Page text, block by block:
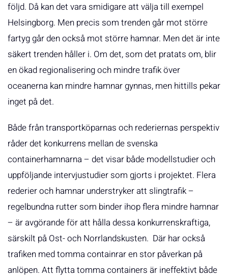
följd. Då kan det vara smidigare att välja till exempel
Helsingborg. Men precis som trenden går mot större
fartyg går den också mot större hamnar. Men det är inte
säkert trenden håller i. Om det, som det pratats om, blir
en ökad regionalisering och mindre trafik över
oceanerna kan mindre hamnar gynnas, men hittills pekar
inget på det.
Både från transportköparnas och rederiernas perspektiv
råder det konkurrens mellan de svenska
containerhamnarna – det visar både modellstudier och
uppföljande intervjustudier som gjorts i projektet. Flera
rederier och hamnar understryker att slingtrafik –
regelbundna rutter som binder ihop flera mindre hamnar
– är avgörande för att hålla dessa konkurrenskraftiga,
särskilt på Ost- och Norrlandskusten. Där har också
trafiken med tomma containrar en stor påverkan på
anlöpen. Att flytta tomma containers är ineffektivt både